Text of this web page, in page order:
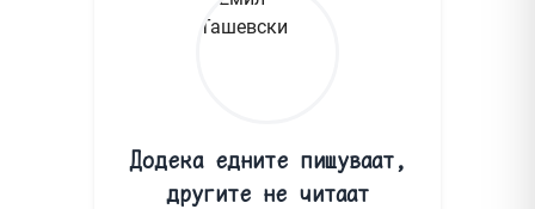
Додека едните пишуваат,
другите не читаат